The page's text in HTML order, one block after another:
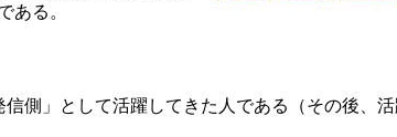
ある。
側」として活躍してきた人である（その後、